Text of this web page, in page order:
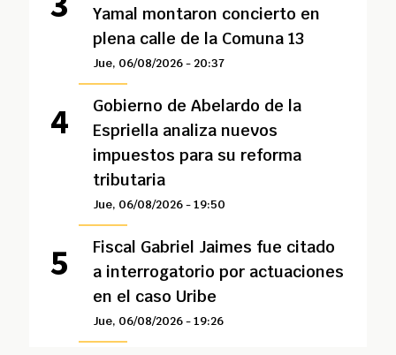
Yamal montaron concierto en
plena calle de la Comuna 13
Jue, 06/08/2026 - 20:37
Gobierno de Abelardo de la
Espriella analiza nuevos
impuestos para su reforma
tributaria
Jue, 06/08/2026 - 19:50
Fiscal Gabriel Jaimes fue citado
a interrogatorio por actuaciones
en el caso Uribe
Jue, 06/08/2026 - 19:26